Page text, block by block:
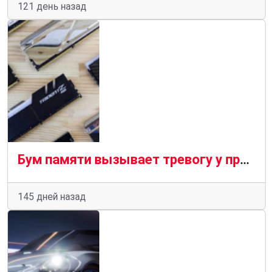
121 день назад
Бум памяти вызывает тревогу у производителей: индустрия боится повторить ошибки прошлого
145 дней назад